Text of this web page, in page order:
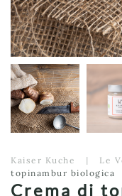
Kaiser Kuche Le
topinambur biologica
Crema di